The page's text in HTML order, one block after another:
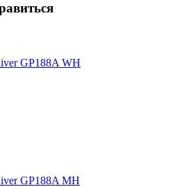
GP188A WH
GP188A MH